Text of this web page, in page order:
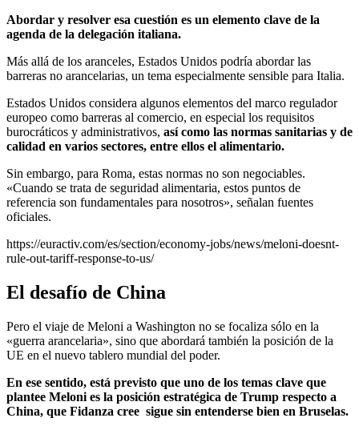
Abordar y resolver esa cuestión es un elemento clave de la
agenda de la delegación italiana.
Más allá de los aranceles, Estados Unidos podría abordar las
barreras no arancelarias, un tema especialmente sensible para Italia.
Estados Unidos considera algunos elementos del marco regulador
europeo como barreras al comercio, en especial los requisitos
burocráticos y administrativos, así como las normas sanitarias y de
calidad en varios sectores, entre ellos el alimentario.
Sin embargo, para Roma, estas normas no son negociables.
«Cuando se trata de seguridad alimentaria, estos puntos de
referencia son fundamentales para nosotros», señalan fuentes
oficiales.
https://euractiv.com/es/section/economy-jobs/news/meloni-doesnt-
rule-out-tariff-response-to-us/
El desafío de China
Pero el viaje de Meloni a Washington no se focaliza sólo en la
«guerra arancelaria», sino que abordará también la posición de la
UE en el nuevo tablero mundial del poder.
En ese sentido, está previsto que uno de los temas clave que
plantee Meloni es la posición estratégica de Trump respecto a
China, que Fidanza cree sigue sin entenderse bien en Bruselas.